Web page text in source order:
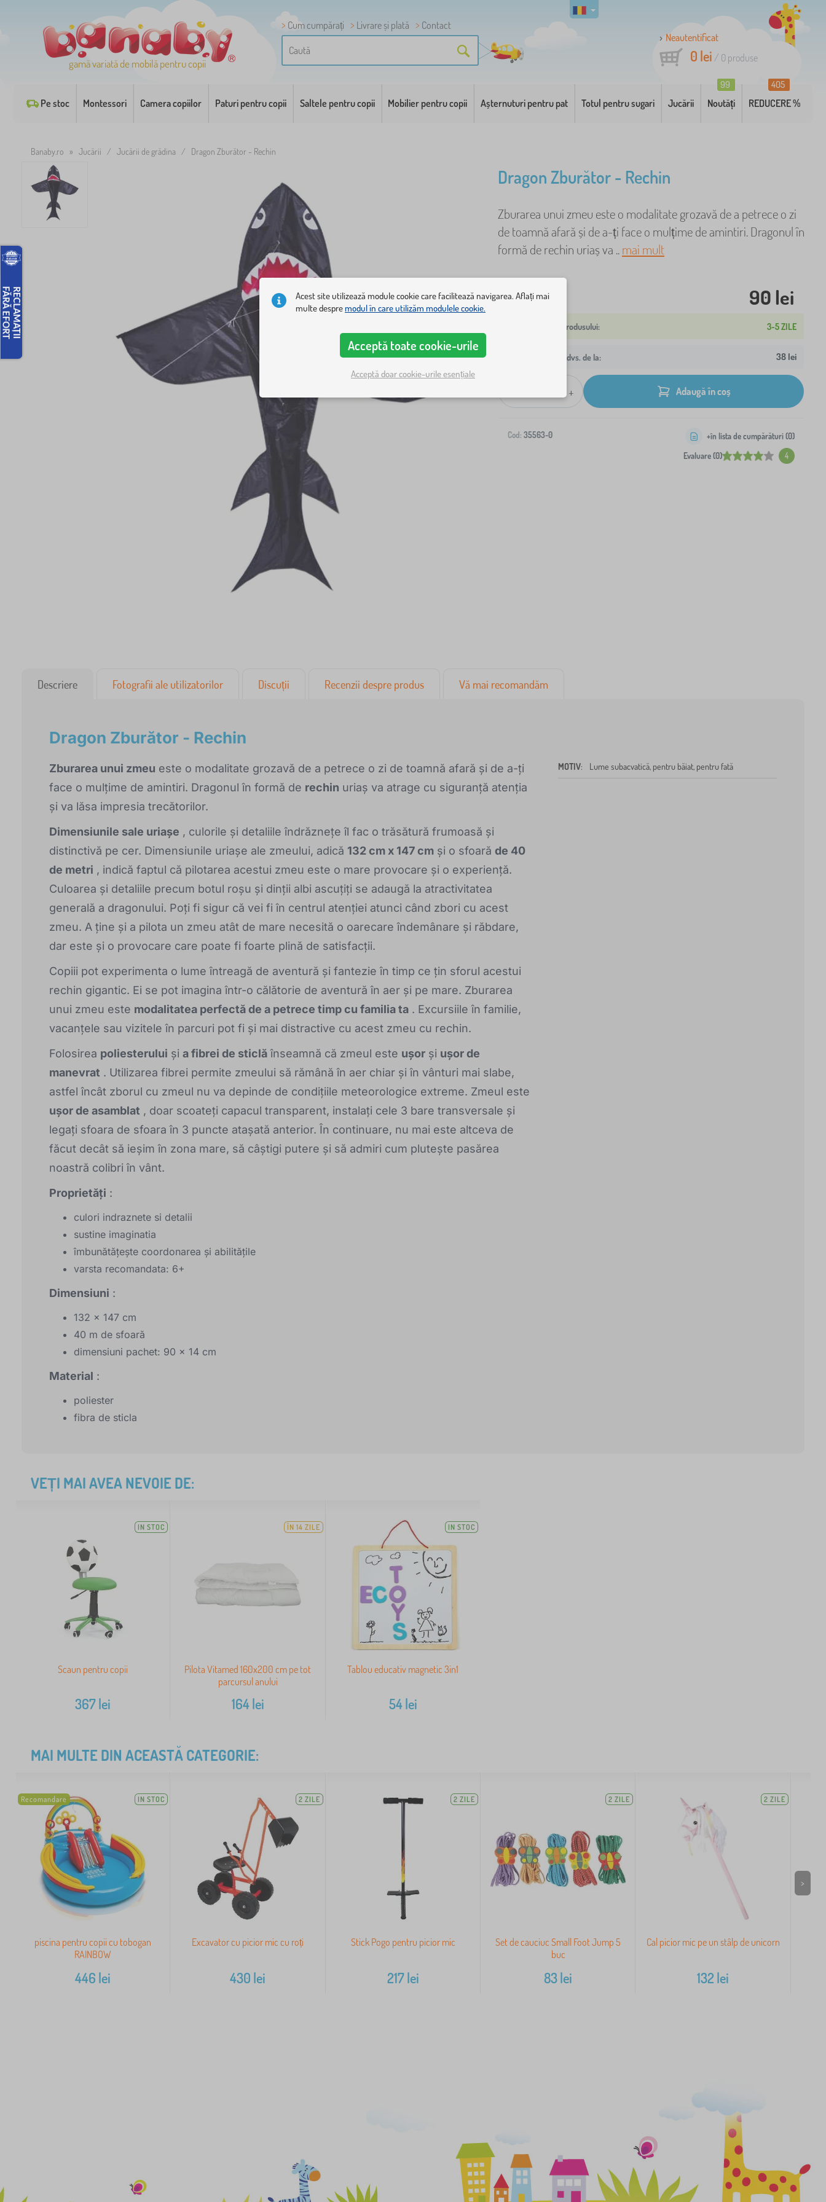
gamă variată de mobilă pentru copii
Cum cumpărați Livrare și plată
Contact
Neautentificat
0 lei / 0 produse
Pe stoc Montessori Camera copiilor Paturi pentru copii Saltele pentru copii Mobilier pentru copii Așternuturi pentru pat Totul pentru sugari Jucării Noutăți
99
REDUCERE %
405
Banaby.ro » Jucării / Jucării de grădina / Dragon Zburător - Rechin
Dragon Zburător - Rechin
Zburarea unui zmeu este o modalitate grozavă de a petrece o zi
de toamnă afară și de a-ți face o mulțime de amintiri. Dragonul în
formă de rechin uriaș va ..mai mult
90 lei
3-5 ZILE
Livrare la adresa dvs. de la: 38 lei
+ Adaugă în coș
Cod: 35563-0
Evaluare (0) 4
+în lista de cumpărături (0)
Descriere Fotografii ale utilizatorilor Discuții Recenzii despre produs Vă mai recomandăm
Dragon Zburător - Rechin
Zburarea unui zmeu este o modalitate grozavă de a petrece o zi de toamnă afară și de a-ți
face o mulțime de amintiri. Dragonul în formă de rechin uriaș va atrage cu siguranță atenția
și va lăsa impresia trecătorilor.
Dimensiunile sale uriașe , culorile și detaliile îndrăznețe îl fac o trăsătură frumoasă și
distinctivă pe cer. Dimensiunile uriașe ale zmeului, adică 132 cm x 147 cm și o sfoară de 40
de metri , indică faptul că pilotarea acestui zmeu este o mare provocare și o experiență.
Culoarea și detaliile precum botul roșu și dinții albi ascuțiți se adaugă la atractivitatea
generală a dragonului. Poți fi sigur că vei fi în centrul atenției atunci când zbori cu acest
zmeu. A ține și a pilota un zmeu atât de mare necesită o oarecare îndemânare și răbdare,
dar este și o provocare care poate fi foarte plină de satisfacții.
Copiii pot experimenta o lume întreagă de aventură și fantezie în timp ce țin sforul acestui
rechin gigantic. Ei se pot imagina într-o călătorie de aventură în aer și pe mare. Zburarea
unui zmeu este modalitatea perfectă de a petrece timp cu familia ta . Excursiile în familie,
vacanțele sau vizitele în parcuri pot fi și mai distractive cu acest zmeu cu rechin.
Folosirea poliesterului și a fibrei de sticlăînseamnă că zmeul este ușor și ușor de
manevrat . Utilizarea fibrei permite zmeului să rămână în aer chiar și în vânturi mai slabe,
astfel încât zborul cu zmeul nu va depinde de condițiile meteorologice extreme. Zmeul este
ușor de asamblat , doar scoateți capacul transparent, instalați cele 3 bare transversale și
legați sfoara de sfoara în 3 puncte atașată anterior. În continuare, nu mai este altceva de
făcut decât să ieșim în zona mare, să câștigi putere și să admiri cum plutește pasărea
noastră colibri în vânt.
Proprietăți :
culori indraznete si detalii
sustine imaginatia
îmbunătățește coordonarea și abilitățile
varsta recomandata: 6+
Dimensiuni :
132 x 147 cm
40 m de sfoară
dimensiuni pachet: 90 x 14 cm
Material :
poliester
fibra de sticla
MOTIV: Lume subacvatică, pentru băiat, pentru fată
VEȚI MAI AVEA NEVOIE DE:
IN STOC
Scaun pentru copii
367lei
ÎN 14 ZILE
Pilota Vitamed 160x200 cm pe tot
parcursul anului
164lei
IN STOC
Tablou educativ magnetic 3in1
54lei
MAI MULTE DIN ACEASTĂ CATEGORIE:
Recomandare IN STOC
piscina pentru copii cu tobogan
RAINBOW
446 lei
2 ZILE
Excavator cu picior mic cu roți
430 lei
2 ZILE
Stick Pogo pentru picior mic
217lei
2 ZILE
Set de cauciuc Small Foot Jump 5
buc
83lei
2 ZILE
Cal picior mic pe un stâlp de unicorn
132 lei
>
Acest site utilizează module cookie care facilitează navigarea. Aflați mai
multe despremodul în care utilizăm modulele cookie.
Acceptă toate cookie-urile
Acceptă doar cookie-urile esențiale